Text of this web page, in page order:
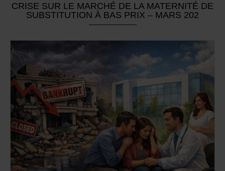
CRISE SUR LE MARCHÉ DE LA MATERNITÉ DE
SUBSTITUTION À BAS PRIX – MARS 202